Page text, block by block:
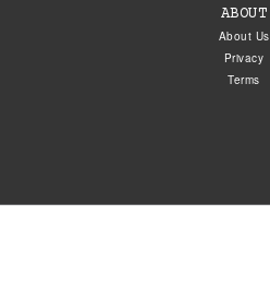
ABOUT
About Us
Privacy
Terms